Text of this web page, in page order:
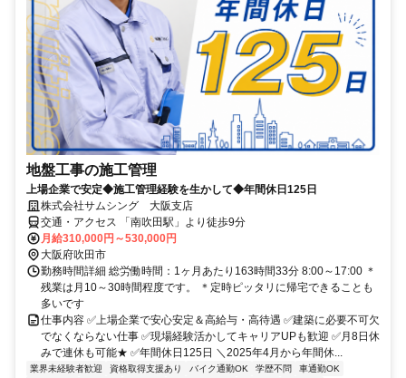
地盤工事の施工管理
上場企業で安定◆施工管理経験を生かして◆年間休日125日
株式会社サムシング 大阪支店
交通・アクセス 「南吹田駅」より徒歩9分
月給310,000円～530,000円
大阪府吹田市
勤務時間詳細 総労働時間：1ヶ月あたり163時間33分 8:00～17:00 ＊
残業は月10～30時間程度です。 ＊定時ピッタリに帰宅できることも
多いです
仕事内容 ✅上場企業で安心安定＆高給与・高待遇 ✅建築に必要不可欠
でなくならない仕事 ✅現場経験活かしてキャリアUPも歓迎 ✅月8日休
みで連休も可能★ ✅年間休日125日 ＼2025年4月から年間休...
業界未経験者歓迎 資格取得支援あり バイク通勤OK 学歴不問
車通勤OK